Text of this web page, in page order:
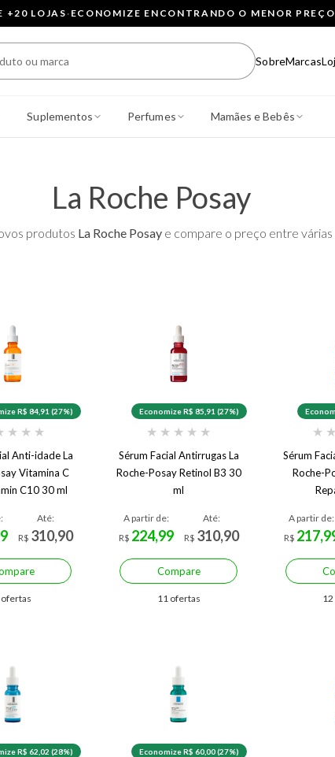
+20 LOJAS· ECONOMIZE ENCONTRANDO O MENOR PREÇO
SobreMarcas
Suplementos Perfumes Mamães e Bebês
La Roche Posay
produtos La Roche Posay e compare o preço entre várias
R$ 84,91 (27%)
★ ★ ★
Anti-idade La
Vitamina C
C10 30 ml
Até:
R$ 310,90
ofertas
Economize R$ 85,91 (27%)
★ ★ ★ ★ ★
Sérum Facial Antirrugas La
Roche-Posay Retinol B3 30
ml
A partir de:
R$ 224,99
Até:
R$ 310,90
Compare
11 ofertas
★ ★
Sérum
Roche-
A partir de:
R$
R$ 62,02 (28%) Economize R$ 60,00 (27%)